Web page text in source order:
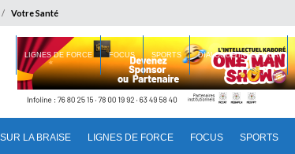
Votre Santé
SUR LA BRAISE LIGNES DE FORCE FOCUS SPORTS
LIGNES DE FORCE FOCUS SPORTS DIALOGUE INTERIEUR